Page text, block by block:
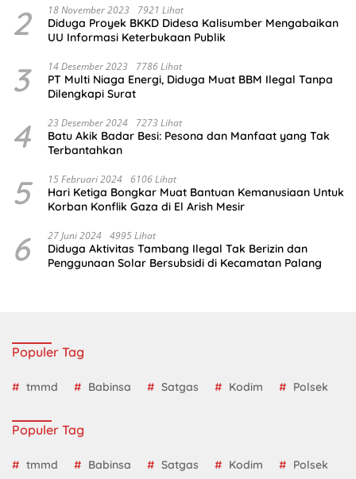
2 18 November 2023 7921 Lihat
Diduga Proyek BKKD Didesa Kalisumber Mengabaikan
UU Informasi Keterbukaan Publik
3 14 Desember 2023 7786 Lihat
PT Multi Niaga Energi, Diduga Muat BBM Ilegal Tanpa
Dilengkapi Surat
4 23 Desember 2024 7273 Lihat
Batu Akik Badar Besi: Pesona dan Manfaat yang Tak
Terbantahkan
5 15 Februari 2024 6106 Lihat
Hari Ketiga Bongkar Muat Bantuan Kemanusiaan Untuk
Korban Konflik Gaza di El Arish Mesir
6 27 Juni 2024 4995 Lihat
Diduga Aktivitas Tambang Ilegal Tak Berizin dan
Penggunaan Solar Bersubsidi di Kecamatan Palang
Populer Tag
tmmd Babinsa Satgas Kodim Polsek
Populer Tag
tmmd Babinsa Satgas Kodim Polsek